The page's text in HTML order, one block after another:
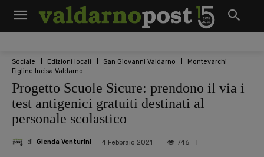
Sociale Edizioni locali San Giovanni Valdarno
Montevarchi
Figline Incisa Valdarno
Progetto Scuole Sicure: prendono il via i
test antigenici gratuiti destinati al
personale scolastico
di Glenda Venturini 4 Febbraio 2021 746